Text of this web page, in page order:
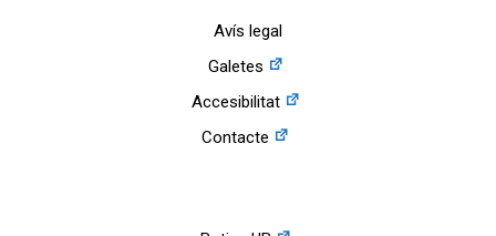
Avís legal
Galetes
Accesibilitat
Contacte